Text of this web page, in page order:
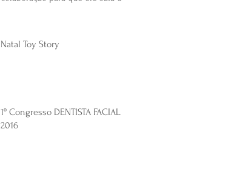
Natal Toy Story
1º Congresso DENTISTA FACIAL
2016